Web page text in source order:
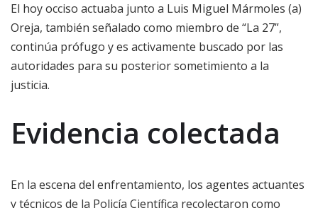
El hoy occiso actuaba junto a Luis Miguel Mármoles (a)
Oreja, también señalado como miembro de “La 27”,
continúa prófugo y es activamente buscado por las
autoridades para su posterior sometimiento a la
justicia.
Evidencia colectada
En la escena del enfrentamiento, los agentes actuantes
y técnicos de la Policía Científica recolectaron como